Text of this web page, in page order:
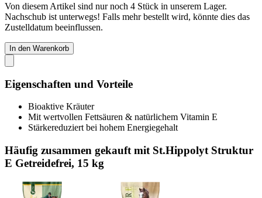
Von diesem Artikel sind nur noch 4 Stück in unserem Lager.
Nachschub ist unterwegs! Falls mehr bestellt wird, könnte dies das
Zustelldatum beeinflussen.
In den Warenkorb
Eigenschaften und Vorteile
Bioaktive Kräuter
Mit wertvollen Fettsäuren & natürlichem Vitamin E
Stärkereduziert bei hohem Energiegehalt
Häufig zusammen gekauft mit St.Hippolyt Struktur
E Getreidefrei, 15 kg